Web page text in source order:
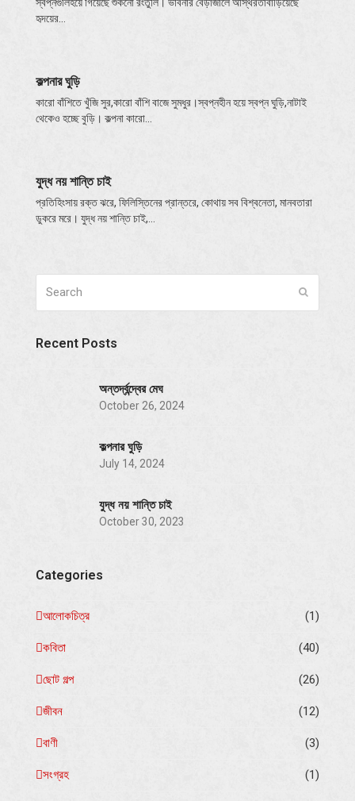
হৃদয়ের…
কল্পনার ঘুড়ি
কারো বাঁশিতে খুঁজি সুর,কারো বাঁশি বাজে সুমধুর।স্বপ্নহীন হয়ে স্বপ্ন ঘুড়ি,নাটাই
থেকেও হচ্ছে বুড়ি। কল্পনা কারো…
যুদ্ধ নয় শান্তি চাই
প্রতিহিংসায় রক্ত ঝরে, ফিলিস্তিনের প্রান্তরে, কোথায় সব বিশ্বনেতা, মানবতারা
ডুকরে মরে। যুদ্ধ নয় শান্তি চাই,…
Recent Posts
অন্তর্দ্বন্দ্বের মেঘ
October 26, 2024
কল্পনার ঘুড়ি
July 14, 2024
যুদ্ধ নয় শান্তি চাই
October 30, 2023
Categories
আলোকচিত্র (1)
কবিতা (40)
ছোট গল্প (26)
জীবন (12)
বাণী (3)
সংগ্রহ (1)